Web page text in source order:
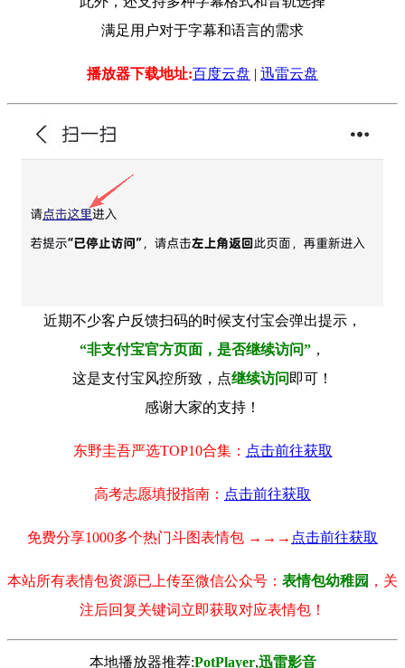
满足用户对于字幕和语言的需求
播放器下载地址:百度云盘 | 迅雷云盘
近期不少客户反馈扫码的时候支付宝会弹出提示，
“非支付宝官方页面，是否继续访问” ，
这是支付宝风控所致，点继续访问 即可！
感谢大家的支持！
东野圭吾严选TOP10合集： 点击前往获取
高考志愿填报指南： 点击前往获取
免费分享1000多个热门斗图表情包 →→→ 点击前往获取
本站所有表情包资源已上传至微信公众号： 表情包幼稚园 ，关
注后回复关键词立即获取对应表情包！
本地播放器推荐:РotРlayer,迅雷影音